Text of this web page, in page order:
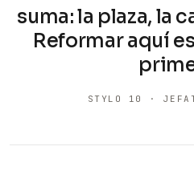
suma: la plaza, la
Reformar aquí
STYLO 10 ·